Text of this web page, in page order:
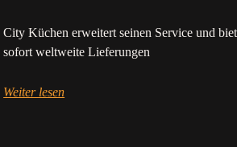
City Küchen erweitert seinen Service und
sofort weltweite Lieferungen
Weiter lesen